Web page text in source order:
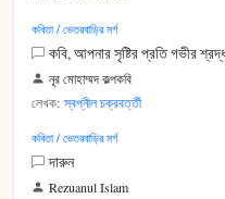
কবিতা / ভেতরবাড়ির মর্গ
কবি, আপনার সৃষ্টির প্রতি গভীর
নূর মোহাম্মদ কল্পকবি
লেখক: স্বপ্নীল চক্রবর্ত্তী
কবিতা / ভেতরবাড়ির মর্গ
দারুন
Rezuanul Islam